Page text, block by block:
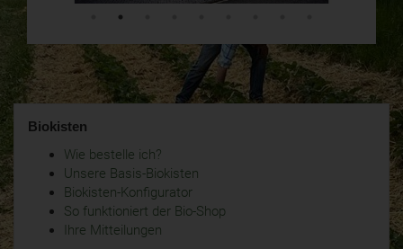
Biokisten
Wie bestelle ich?
Unsere Basis-Biokisten
Biokisten-Konfigurator
So funktioniert der Bio-Shop
Ihre Mitteilungen